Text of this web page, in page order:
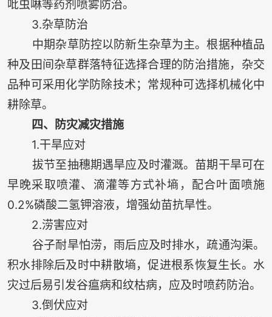
吡虫啉等药剂喷雾防治。
3.杂草防治
中期杂草防控以防新生杂草为主。根据种植品
种及田间杂草群落特征选择合理的防治措施，杂交
品种可采用化学防除技术；常规种可选择机械化中
耕除草。
四、防灾减灾措施
1.干旱应对
拔节至抽穗期遇旱应及时灌溉。苗期干旱可在
早晚采取喷灌、滴灌等方式补墒，配合叶面喷施
0.2%磷酸二氢钾溶液，增强幼苗抗旱性。
2.涝害应对
谷子耐旱怕涝，雨后应及时排水，疏通沟渠。
积水排除后及时中耕散墒，促进根系恢复生长。水
灾过后易引发谷瘟病和纹枯病，应及时喷药防治。
3.倒伏应对